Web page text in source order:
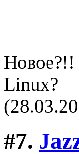
Новое?!!
Linux?
#7.